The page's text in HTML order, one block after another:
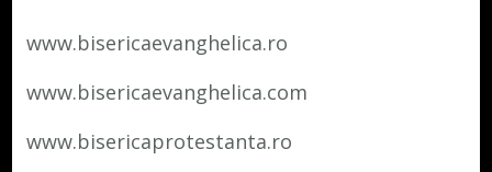
www.bisericaevanghelica.ro
www.bisericaevanghelica.com
www.bisericaprotestanta.ro